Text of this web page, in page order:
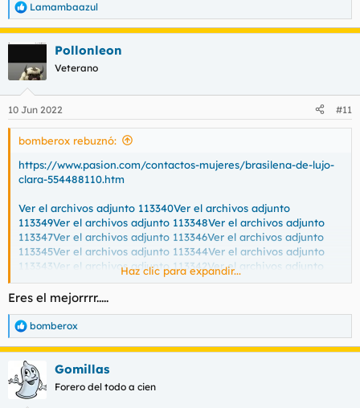
R
e
a
c
e
s
Lamambaazul
Pollonleon
Veterano
10 Jun 2022 #11
bomberox rebuznó:
https://www.pasion.com/contactos-mujeres/brasilena-de-lujo-
clara-554488110.htm
Ver el archivos adjunto 113340Ver el archivos adjunto
113349Ver el archivos adjunto 113348Ver el archivos adjunto
113347Ver el archivos adjunto 113346Ver el archivos adjunto
113345Ver el archivos adjunto 113344Ver el archivos adjunto
113343Ver el archivos adjunto 113342Ver el archivos adjunto
113341
Haz clic para expandir...
Eres el mejorrrr.....
R
e
a
c
i
bomberox
Gomillas
Forero del todo a cien